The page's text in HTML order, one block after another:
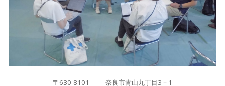
〒630-8101 奈良市青山九丁目3－1